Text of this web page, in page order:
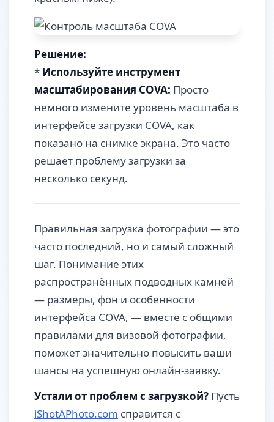
Решение:
* Используйте инструмент
масштабирования COVA: Просто
немного измените уровень масштаба в
интерфейсе загрузки COVA, как
показано на снимке экрана. Это часто
решает проблему загрузки за
несколько секунд.
Правильная загрузка фотографии — это
часто последний, но и самый сложный
шаг. Понимание этих
распространённых подводных камней
— размеры, фон и особенности
интерфейса COVA, — вместе с общими
правилами для визовой фотографии,
поможет значительно повысить ваши
шансы на успешную онлайн-заявку.
Устали от проблем с загрузкой? Пусть
iShotAPhoto.com справится с